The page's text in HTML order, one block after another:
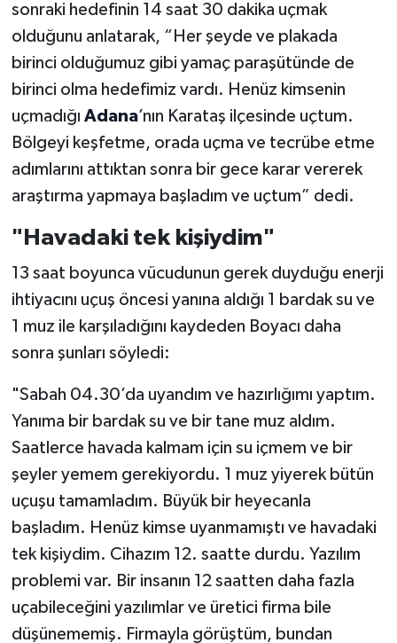
sonraki hedefinin 14 saat 30 dakika uçmak
olduğunu anlatarak, “Her şeyde ve plakada
birinci olduğumuz gibi yamaç paraşütünde de
birinci olma hedefimiz vardı. Henüz kimsenin
uçmadığı Adana’nın Karataş ilçesinde uçtum.
Bölgeyi keşfetme, orada uçma ve tecrübe etme
adımlarını attıktan sonra bir gece karar vererek
araştırma yapmaya başladım ve uçtum” dedi.
"Havadaki tek kişiydim"
13 saat boyunca vücudunun gerek duyduğu enerji
ihtiyacını uçuş öncesi yanına aldığı 1 bardak su ve
1 muz ile karşıladığını kaydeden Boyacı daha
sonra şunları söyledi:
"Sabah 04.30’da uyandım ve hazırlığımı yaptım.
Yanıma bir bardak su ve bir tane muz aldım.
Saatlerce havada kalmam için su içmem ve bir
şeyler yemem gerekiyordu. 1 muz yiyerek bütün
uçuşu tamamladım. Büyük bir heyecanla
başladım. Henüz kimse uyanmamıştı ve havadaki
tek kişiydim. Cihazım 12. saatte durdu. Yazılım
problemi var. Bir insanın 12 saatten daha fazla
uçabileceğini yazılımlar ve üretici firma bile
düşünememiş. Firmayla görüştüm, bundan